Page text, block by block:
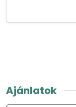
Ajánlatok